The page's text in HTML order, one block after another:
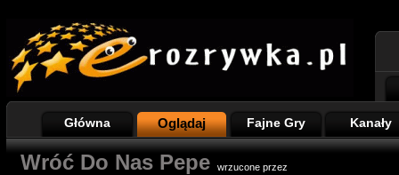
Główna Oglądaj Fajne Gry Kanały
Wróć Do Nas Pepe wrzucone przez